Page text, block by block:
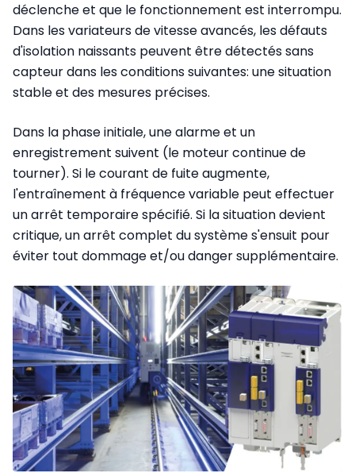
déclenche et que le fonctionnement est interrompu.
Dans les variateurs de vitesse avancés, les défauts
d'isolation naissants peuvent être détectés sans
capteur dans les conditions suivantes: une situation
stable et des mesures précises.
Dans la phase initiale, une alarme et un
enregistrement suivent (le moteur continue de
tourner). Si le courant de fuite augmente,
l'entraînement à fréquence variable peut effectuer
un arrêt temporaire spécifié. Si la situation devient
critique, un arrêt complet du système s'ensuit pour
éviter tout dommage et/ou danger supplémentaire.